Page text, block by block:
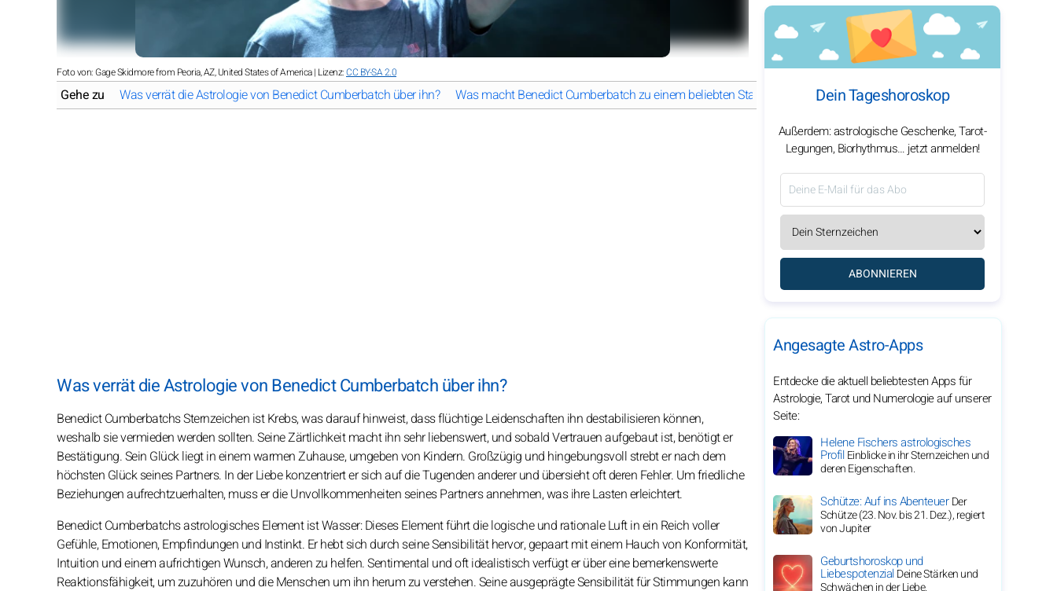
Foto von: Gage Skidmore from Peoria, AZ, United States of America | Lizenz:CC BY-SA 2.0
Gehe zu Was verrät die Astrologie von Benedict Cumberbatch über ihn? Was macht Benedict Cumberbatch zu einem beliebten Star? Wie hat Benedict Cumberbatch das moderne
Was verrät die Astrologie von Benedict Cumberbatch über ihn?
Benedict Cumberbatchs Sternzeichen ist Krebs, was darauf hinweist, dass flüchtige Leidenschaften ihn destabilisieren können,
weshalb sie vermieden werden sollten. Seine Zärtlichkeit macht ihn sehr liebenswert, und sobald Vertrauen aufgebaut ist, benötigt er
Bestätigung. Sein Glück liegt in einem warmen Zuhause, umgeben von Kindern. Großzügig und hingebungsvoll strebt er nach dem
höchsten Glück seines Partners. In der Liebe konzentriert er sich auf die Tugenden anderer und übersieht oft deren Fehler. Um friedliche
Beziehungen aufrechtzuerhalten, muss er die Unvollkommenheiten seines Partners annehmen, was ihre Lasten erleichtert.
Benedict Cumberbatchs astrologisches Element ist Wasser: Dieses Element führt die logische und rationale Luft in ein Reich voller
Gefühle, Emotionen, Empfindungen und Instinkt. Er hebt sich durch seine Sensibilität hervor, gepaart mit einem Hauch von Konformität,
Intuition und einem aufrichtigen Wunsch, anderen zu helfen. Sentimental und oft idealistisch verfügt er über eine bemerkenswerte
Reaktionsfähigkeit, um zuzuhören und die Menschen um ihn herum zu verstehen. Seine ausgeprägte Sensibilität für Stimmungen kann
Dein Tageshoroskop
Außerdem: astrologische Geschenke, Tarot-
Legungen, Biorhythmus… jetzt anmelden!
ABONNIEREN
Angesagte Astro-Apps
Entdecke die aktuell beliebtesten Apps für
Astrologie, Tarot und Numerologie auf unserer
Seite:
Helene Fischers astrologisches
ProfilEinblicke in ihr Sternzeichen und
deren Eigenschaften.
Schütze: Auf ins AbenteuerDer
Schütze (23. Nov. bis 21. Dez.), regiert
von Jupiter
Geburtshoroskop und
LiebespotenzialDeine Stärken und
Schwächen in der Liebe.